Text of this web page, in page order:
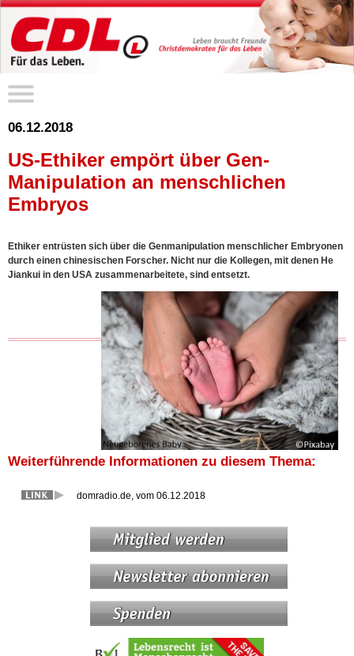
06.12.2018
US-Ethiker empört über Gen-
Manipulation an menschlichen
Embryos
Ethiker entrüsten sich über die Genmanipulation menschlicher Embryonen
durch einen chinesischen Forscher. Nicht nur die Kollegen, mit denen He
Jiankui in den USA zusammenarbeitete, sind entsetzt.
Weiterführende Informationen zu diesem Thema:
domradio.de, vom 06.12.2018